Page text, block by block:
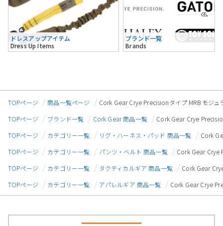
ドレスアップアイテム
Dress Up Items
ブランド一覧
Brands
TOPページ 商品一覧ページ
Cork Gear Crye Precisionタイプ MRB モジ
TOPページ
ブランド一覧 Cork Gear 商品一覧
Cork Gear Crye
TOPページ
カテゴリー一覧 リグ・ハーネス・パッド 商品一覧
Cork
TOPページ
カテゴリー一覧 パンツ・ベルト 商品一覧
Cork Gear Crye
TOPページ
カテゴリー一覧 タクティカルギア 商品一覧
Cork Gear
TOPページ
カテゴリー一覧 アパレルギア 商品一覧 Cork Gear Crye